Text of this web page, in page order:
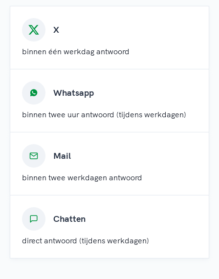
X
binnen één werkdag antwoord
Whatsapp
binnen twee uur antwoord (tijdens werkdagen)
Mail
binnen twee werkdagen antwoord
Chatten
direct antwoord (tijdens werkdagen)